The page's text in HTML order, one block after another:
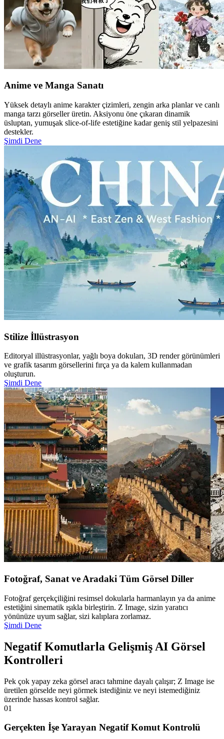
Anime ve Manga Sanatı
Yüksek detaylı anime karakter çizimleri, zengin arka planlar ve canlı
manga tarzı görseller üretin. Aksiyonu öne çıkaran dinamik
üsluptan, yumuşak slice‑of‑life estetiğine kadar geniş stil yelpazesini
destekler.
Şimdi Dene
Stilize İllüstrasyon
Editoryal illüstrasyonlar, yağlı boya dokuları, 3D render görünümleri
ve grafik tasarım görsellerini fırça ya da kalem kullanmadan
oluşturun.
Şimdi Dene
Fotoğraf, Sanat ve Aradaki Tüm Görsel Diller
Fotoğraf gerçekçiliğini resimsel dokularla harmanlayın ya da anime
estetiğini sinematik ışıkla birleştirin. Z Image, sizin yaratıcı
yönünüze uyum sağlar, sizi kalıplara zorlamaz.
Şimdi Dene
Negatif Komutlarla Gelişmiş AI Görsel
Kontrolleri
Pek çok yapay zeka görsel aracı tahmine dayalı çalışır; Z Image ise
üretilen görselde neyi görmek istediğiniz ve neyi istemediğiniz
üzerinde hassas kontrol sağlar.
01
Gerçekten İşe Yarayan Negatif Komut Kontrolü